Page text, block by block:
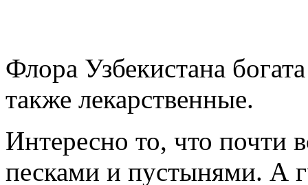
Флора Узбекистана
также лекарственные.
Интересно то, что почти
песками и пустынями. А